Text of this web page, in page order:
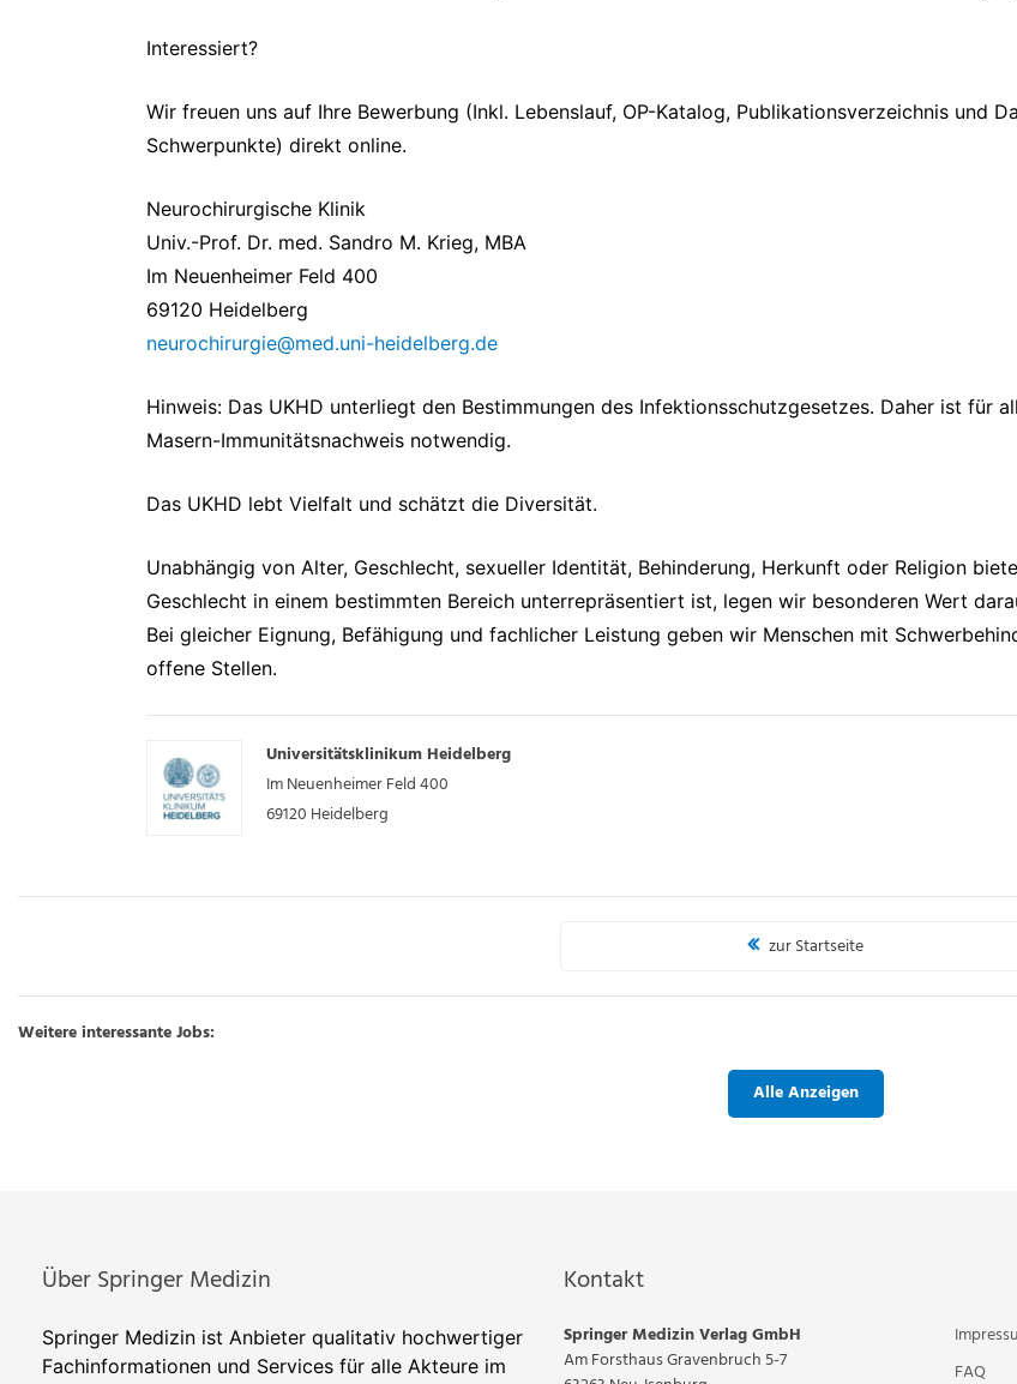
Interessiert?
Wir freuen uns auf Ihre Bewerbung (Inkl. Lebenslauf, OP-Katalog, Publikationsverzeichnis und
Schwerpunkte) direkt online.
Neurochirurgische Klinik
Univ.-Prof. Dr. med. Sandro M. Krieg, MBA
Im Neuenheimer Feld 400
69120 Heidelberg
neurochirurgie@med.uni-heidelberg.de
Hinweis: Das UKHD unterliegt den Bestimmungen des Infektionsschutzgesetzes. Daher ist für
Masern-Immunitätsnachweis notwendig.
Das UKHD lebt Vielfalt und schätzt die Diversität.
Unabhängig von Alter, Geschlecht, sexueller Identität, Behinderung, Herkunft oder Religion
Geschlecht in einem bestimmten Bereich unterrepräsentiert ist, legen wir besonderen Wert
Bei gleicher Eignung, Befähigung und fachlicher Leistung geben wir Menschen mit
offene Stellen.
Universitätsklinikum Heidelberg
Im Neuenheimer Feld 400
69120 Heidelberg
zur Startseite
Weitere interessante Jobs:
Alle Anzeigen
Über Springer Medizin
Springer Medizin ist Anbieter qualitativ hochwertiger
Fachinformationen und Services für alle Akteure im
Kontakt
Springer Medizin Verlag GmbH
Am Forsthaus Gravenbruch 5-7
FAQ